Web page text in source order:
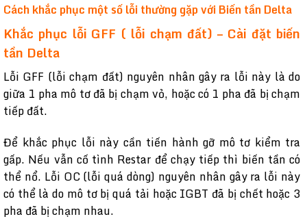
Cách khắc phục một số lỗi thường gặp với Biến tần Delta
Khắc phục lỗi GFF ( lỗi chạm đất) – Cài đặt biến
tần Delta
Lỗi GFF (lỗi chạm đất) nguyên nhân gây ra lỗi này là do
giữa 1 pha mô tơ đã bị chạm vỏ, hoặc có 1 pha đã bị chạm
tiếp đất.
Để khắc phục lỗi này cần tiến hành gỡ mô tơ kiểm tra
gấp. Nếu vẫn cố tình Restar để chạy tiếp thì biến tần có
thể nổ. Lỗi OC (lỗi quá dòng) nguyên nhân gây ra lỗi này
có thể là do mô tơ bị quá tải hoặc IGBT đã bị chết hoặc 3
pha đã bị chạm nhau.